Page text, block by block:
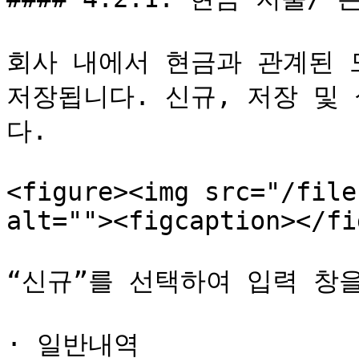
회사 내에서 현금과 관계된
저장됩니다. 신규, 저장 및
다.
<figure><img src="/
alt=""><figcaption></
“신규”를 선택하여 입력 창
· 일반내역